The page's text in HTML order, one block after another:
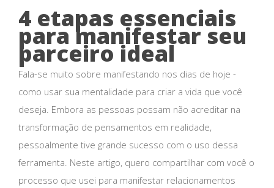
4 etapas essenciais
para manifestar seu
parceiro ideal
Fala-se muito sobre manifestando nos dias de hoje -
como usar sua mentalidade para criar a vida que você
deseja. Embora as pessoas possam não acreditar na
transformação de pensamentos em realidade,
pessoalmente tive grande sucesso com o uso dessa
ferramenta. Neste artigo, quero compartilhar com você o
processo que usei para manifestar relacionamentos